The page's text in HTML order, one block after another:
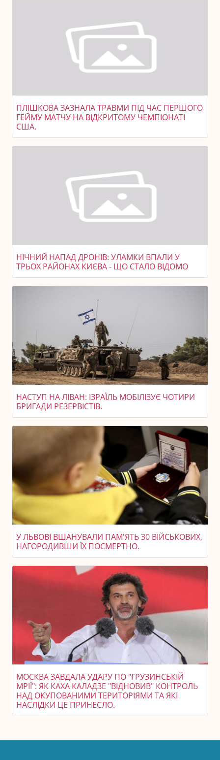
ПЛІШКОВА ЗАЗНАЛА ТРАВМИ ПІД ЧАС ПЕРШОГО
ГЕЙМУ МАТЧУ НА ВІДКРИТОМУ ЧЕМПІОНАТІ
США.
НІЧНИЙ НАПАД ДРОНІВ: УЛАМКИ ВПАЛИ У
ТРЬОХ РАЙОНАХ КИЄВА - ЩО СТАЛО ВІДОМО
НАСТУП НА ЛІВАН: ІЗРАЇЛЬ МОБІЛІЗУЄ ЧОТИРИ
БРИГАДИ РЕЗЕРВІСТІВ.
У ЛЬВОВІ ВШАНУВАЛИ ПАМ'ЯТЬ 30 ВІЙСЬКОВИХ,
НАГОРОДИВШИ ЇХ ПОСМЕРТНО.
МОСКВА ЗАВДАЛА УДАРУ ПО "ГРУЗИНСЬКІЙ
МРІЇ": ЯК КАХА КАЛАДЗЕ "ВІДНОВИВ" КОНТРОЛЬ
НАД ОКУПОВАНИМИ ТЕРИТОРІЯМИ ТА ЯКІ
НАСЛІДКИ ЦЕ ПРИНЕСЛО.